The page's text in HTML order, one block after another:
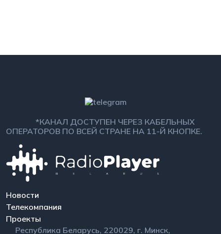
*КАНАЛ ДОСТУПЕН ЧЕРЕЗ КАБЕЛЬНЫХ
ОПЕРАТОРОВ ПО ВСЕЙ СТРАНЕ НА 11-Й КНОПКЕ.
Новости
Телекомпания
Проекты
Республика Беларусь, 220029, г. Минск,